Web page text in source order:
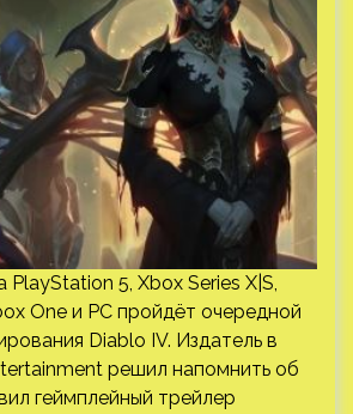
PlayStation 5, Xbox Series X|S,
One и PC пройдёт очередной
Diablo IV. Издатель в
решил напомнить об
геймплейный трейлер